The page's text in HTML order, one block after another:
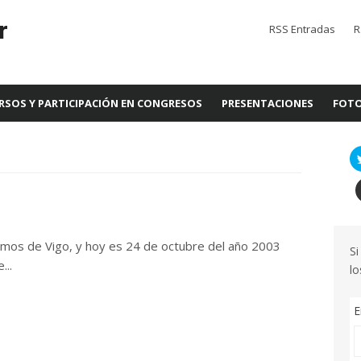
RSS Entradas
Y PARTICIPACIÓN EN CONGRESOS PRESENTACIONES
de Vigo, y hoy es 24 de octubre del año 2003